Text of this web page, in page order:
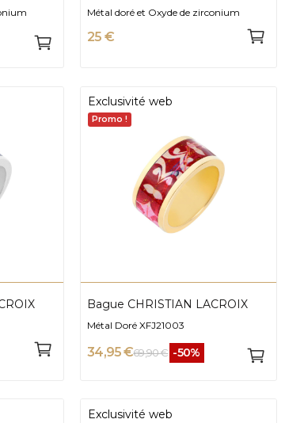
Métal doré et Oxyde de zirconium
25 €
Exclusivité web
Promo !
Bague CHRISTIAN LACROIX
Métal Doré XFJ21003
34,95 €69,90 € -50%
Exclusivité web